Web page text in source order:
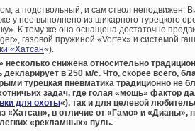
а подствольный, и сам ствол неподвижен.
у нее выполнено из шикарного турецкого
К тому же она оснащена достаточно
газовой пружиной «Vortex» и системой
«Хатсан«).
снижена относительно
в 250 м/с. Что, скорее всего,
турецкая пневматика традиционно не
задач, где голая «мощь» фактор
для охоты«), так и для целевой
«Хатсан», в отличие от «Гамо» и
«рекламных» пуль.